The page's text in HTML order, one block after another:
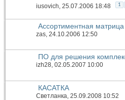
iusovich , 25.07.2006 18:48 1
Ассортиментная матрица
zas, 24.10.2006 12:50
ПО для решения
izh28, 02.05.2007 10:00
КАСАТКА
Светланка, 25.09.2008 10:52